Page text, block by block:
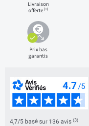
Livraison
offerte(1)
Prix bas
garantis
4,7/5 basé sur 136 avis (3)